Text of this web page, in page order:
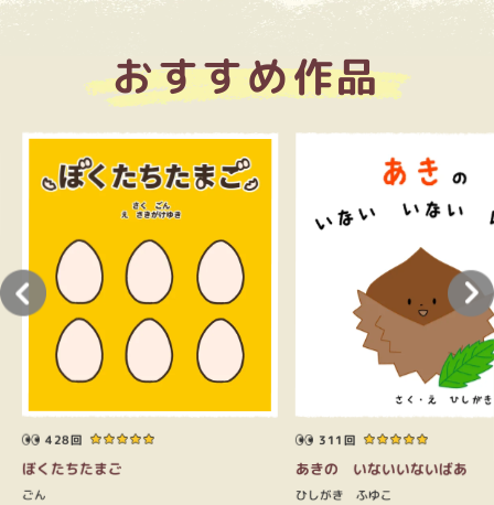
おすすめ作品
428回
ぼくたちたまご
ごん
311回
あきの いないいないばあ
ひしがき ふゆこ